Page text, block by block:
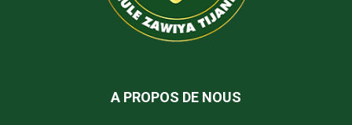
A PROPOS DE NOUS